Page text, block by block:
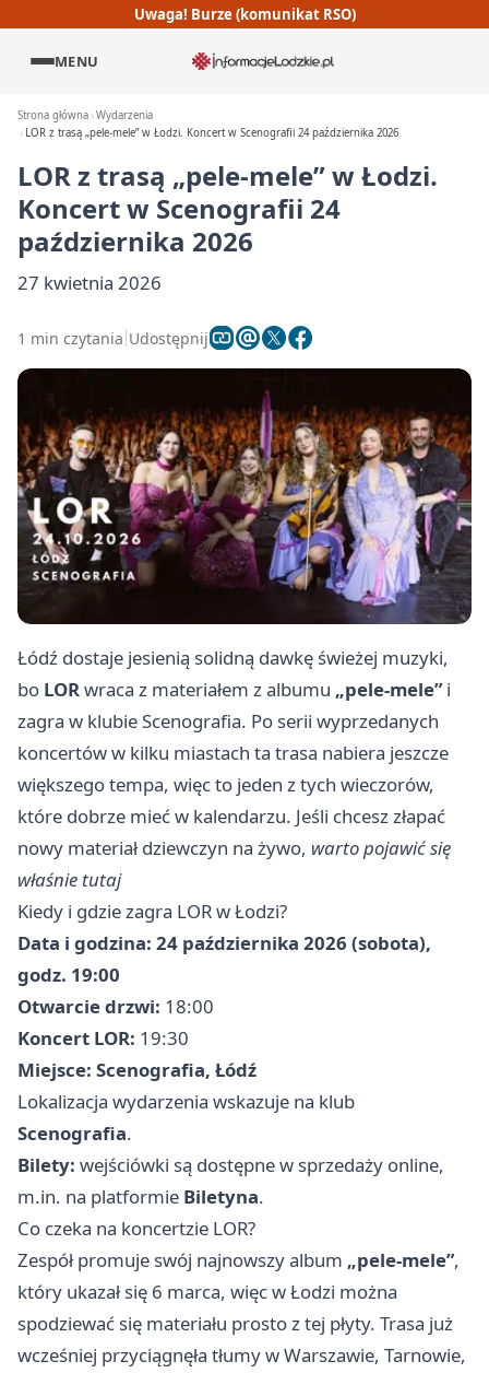
Uwaga! Burze (komunikat RSO)
MENU
Strona główna Wydarzenia
LOR z trasą „pele-mele” w Łodzi. Koncert w Scenografii 24 października 2026
LOR z trasą „pele-mele” w Łodzi.
Koncert w Scenografii 24
października 2026
27 kwietnia 2026
1 min czytania Udostępnij
Łódź dostaje jesienią solidną dawkę świeżej muzyki,
bo LORwraca z materiałem z albumu „pele-mele”i
zagra w klubie Scenografia. Po serii wyprzedanych
koncertów w kilku miastach ta trasa nabiera jeszcze
większego tempa, więc to jeden z tych wieczorów,
które dobrze mieć w kalendarzu. Jeśli chcesz złapać
nowy materiał dziewczyn na żywo, warto pojawić się
właśnie tutaj
Kiedy i gdzie zagra LOR w Łodzi?
Data i godzina: 24 października 2026 (sobota),
godz. 19:00
Otwarcie drzwi: 18:00
Koncert LOR: 19:30
Miejsce: Scenografia, Łódź
Lokalizacja wydarzenia wskazuje na klub
Scenografia.
Bilety: wejściówki są dostępne w sprzedaży online,
m.in. na platformie Biletyna.
Co czeka na koncertzie LOR?
Zespół promuje swój najnowszy album „pele-mele”,
który ukazał się 6 marca, więc w Łodzi można
spodziewać się materiału prosto z tej płyty. Trasa już
wcześniej przyciągnęła tłumy w Warszawie, Tarnowie,